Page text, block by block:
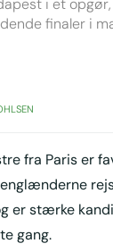
i et
finaler i
fra Paris er
er stærke
gang.